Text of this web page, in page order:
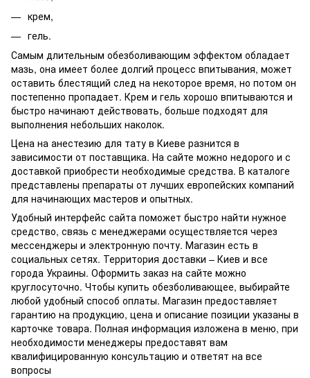
крем,
гель.
Самым длительным обезболивающим эффектом обладает
мазь, она имеет более долгий процесс впитывания, может
оставить блестящий след на некоторое время, но потом он
постепенно пропадает. Крем и гель хорошо впитываются и
быстро начинают действовать, больше подходят для
выполнения небольших наколок.
Цена на анестезию для тату в Киеве разнится в
зависимости от поставщика. На сайте можно недорого и с
доставкой приобрести необходимые средства. В каталоге
представлены препараты от лучших европейских компаний
для начинающих мастеров и опытных.
Удобный интерфейс сайта поможет быстро найти нужное
средство, связь с менеджерами осуществляется через
мессенджеры и электронную почту. Магазин есть в
социальных сетях. Территория доставки – Киев и все
города Украины. Оформить заказ на сайте можно
круглосуточно. Чтобы купить обезболивающее, выбирайте
любой удобный способ оплаты. Магазин предоставляет
гарантию на продукцию, цена и описание позиции указаны в
карточке товара. Полная информация изложена в меню, при
необходимости менеджеры предоставят вам
квалифицированную консультацию и ответят на все
вопросы